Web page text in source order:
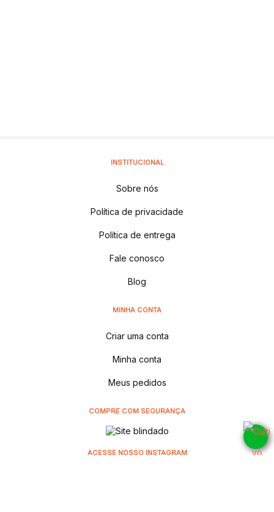
INSTITUCIONAL
Sobre nós
Política de privacidade
Política de entrega
Fale conosco
Blog
MINHA CONTA
Criar uma conta
Minha conta
Meus pedidos
COMPRE COM SEGURANÇA
ACESSE NOSSO INSTAGRAM